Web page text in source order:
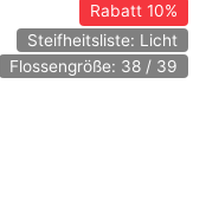
Rabatt10%
Steifheitsliste: Licht
Flossengröße: 38 / 39